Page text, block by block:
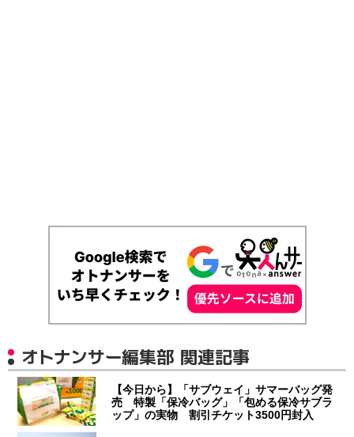
オトナンサー編集部 関連記事
【今日から】「サブウェイ」サマーバッグ発
売 特製「保冷バッグ」「包める保冷サブラ
ップ」の実物 割引チケット3500円封入